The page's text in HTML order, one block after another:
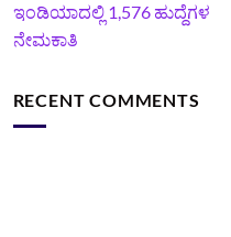
ಇಂಡಿಯಾದಲ್ಲಿ 1,576 ಹುದ್ದೆಗಳ
ನೇಮಕಾತಿ
RECENT COMMENTS